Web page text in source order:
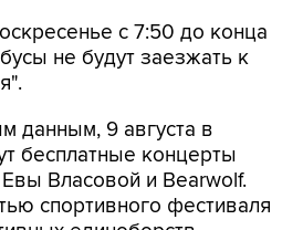
с 7:50 до конца
не будут заезжать к
данным, 9 августа в
бесплатные концерты
Власовой и Bearwolf.
спортивного фестиваля